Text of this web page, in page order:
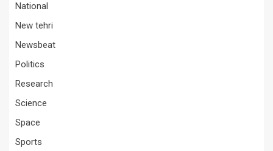
National
New tehri
Newsbeat
Politics
Research
Science
Space
Sports